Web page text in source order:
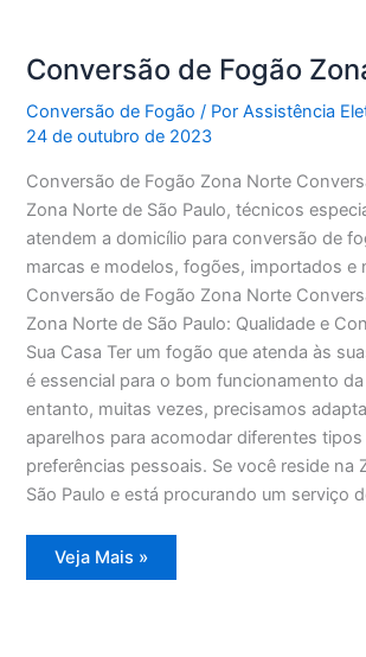
Conversão de Fogão
Conversão de Fogão / PorAssistência
24 de outubro de 2023
Conversão de Fogão Zona Norte
Zona Norte de São Paulo, técnicos
atendem a domicílio para conversão de
marcas e modelos, fogões, importados e
Conversão de Fogão Zona Norte
Zona Norte de São Paulo: Qualidade e
Sua Casa Ter um fogão que atenda às
é essencial para o bom funcionamento
entanto, muitas vezes, precisamos
aparelhos para acomodar diferentes
preferências pessoais. Se você reside na
São Paulo e está procurando um serviço
Conversão
de
Veja Mais »